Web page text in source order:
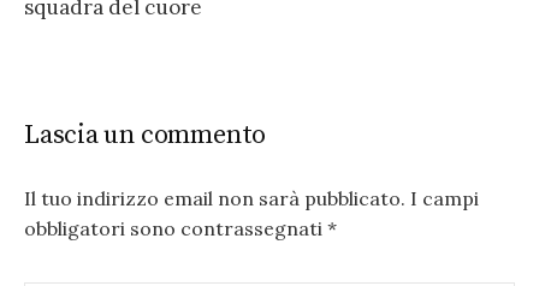
squadra del cuore
Lascia un commento
Il tuo indirizzo email non sarà pubblicato. I campi
obbligatori sono contrassegnati *